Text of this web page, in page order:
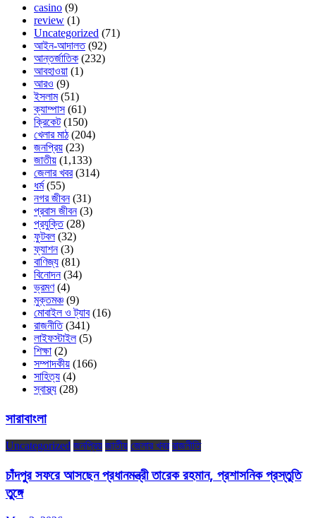
casino (9)
review (1)
Uncategorized (71)
আইন-আদালত(92)
আন্তর্জাতিক (232)
আবহাওয়া (1)
আরও (9)
ইসলাম(51)
ক্যাম্পাস(61)
ক্রিকেট(150)
খেলার মাঠ(204)
জনপ্রিয় (23)
জাতীয় (1,133)
জেলার খবর(314)
ধর্ম(55)
নগর জীবন(31)
প্রবাস জীবন(3)
প্রযুক্তি(28)
ফুটবল(32)
ফ্যাশন(3)
বাণিজ্য (81)
বিনোদন(34)
ভ্রমণ(4)
মুক্তমঞ্চ (9)
মোবাইল ও ট্যাব(16)
রাজনীতি(341)
লাইফস্টাইল(5)
শিক্ষা (2)
সম্পাদকীয় (166)
সাহিত্য (4)
স্বাস্থ্য (28)
সারাবাংলা
Uncategorized জনপ্রিয় জাতীয় জেলার খবর রাজনীতি
চাঁদপুর সফরে আসছেন প্রধানমন্ত্রী তারেক রহমান, প্রশাসনিক প্রস্তুতি
তুঙ্গে